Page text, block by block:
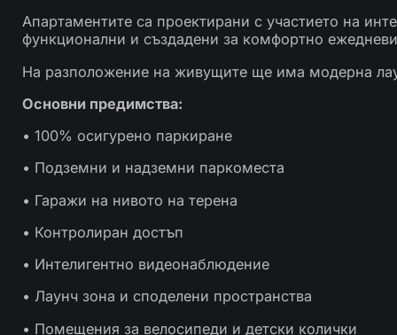
Апартаментите са проектирани с участието на
функционални и създадени за комфортно
На разположение на живущите ще има модерна
Основни предимства:
• 100% осигурено паркиране
• Подземни и надземни паркоместа
• Гаражи на нивото на терена
• Контролиран достъп
• Интелигентно видеонаблюдение
• Лаунч зона и споделени пространства
• Помещения за велосипеди и детски колички